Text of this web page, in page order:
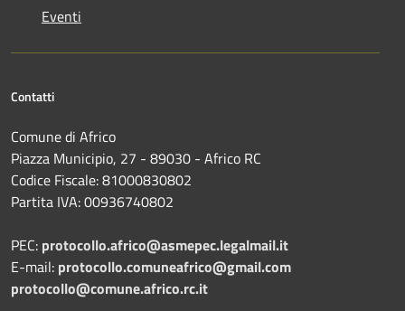
Eventi
Contatti
Comune di Africo
Piazza Municipio, 27 - 89030 - Africo RC
Codice Fiscale: 81000830802
Partita IVA: 00936740802
PEC: protocollo.africo@asmepec.legalmail.it
E-mail: protocollo.comuneafrico@gmail.com
protocollo@comune.africo.rc.it